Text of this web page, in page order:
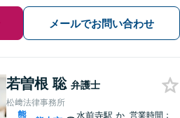
メールでお問い合わせ
若曽根 聡 弁護士
松﨑法律事務所
熊
水前寺駅 か 営業時間：